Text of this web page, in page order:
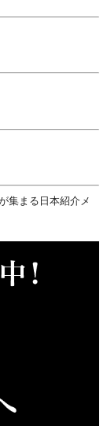
集まる日本紹介メ